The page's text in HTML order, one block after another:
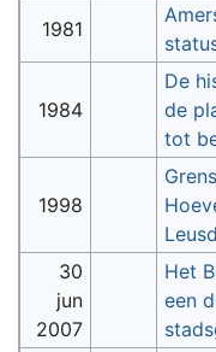
1981
1984
De
de
tot
1998
30
jun
2007
Het
een